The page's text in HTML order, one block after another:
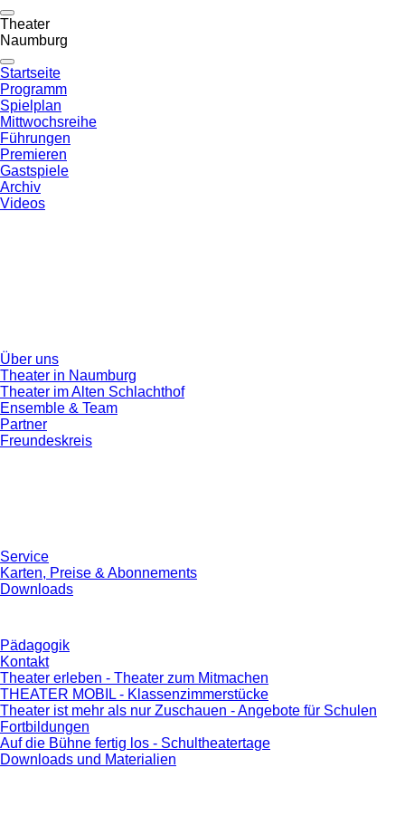
Theater
Naumburg
Startseite
Programm
Spielplan
Mittwochsreihe
Führungen
Premieren
Gastspiele
Archiv
Videos
Über uns
Theater in Naumburg
Theater im Alten Schlachthof
Ensemble & Team
Partner
Freundeskreis
Service
Karten, Preise & Abonnements
Downloads
Pädagogik
Kontakt
Theater erleben - Theater zum Mitmachen
THEATER MOBIL - Klassenzimmerstücke
Theater ist mehr als nur Zuschauen - Angebote für Schulen
Fortbildungen
Auf die Bühne fertig los - Schultheatertage
Downloads und Materialien